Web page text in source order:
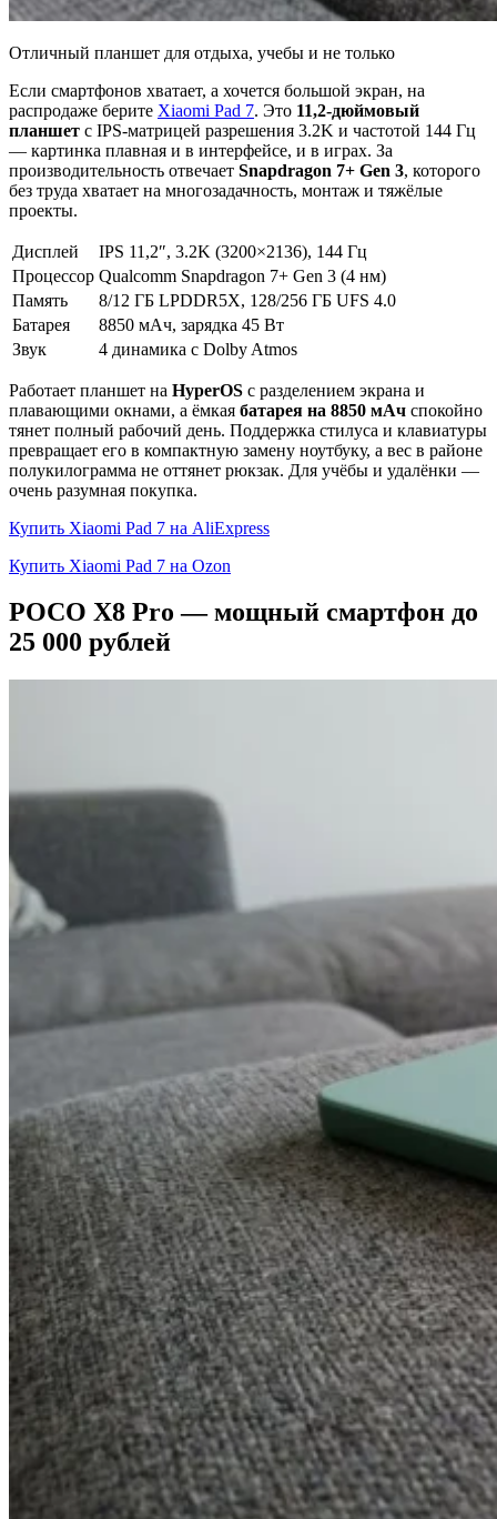
Отличный планшет для отдыха, учебы и не только
Если смартфонов хватает, а хочется большой экран, на
распродаже берите Xiaomi Pad 7. Это 11,2-дюймовый
планшет с IPS-матрицей разрешения 3.2K и частотой 144 Гц
— картинка плавная и в интерфейсе, и в играх. За
производительность отвечает Snapdragon 7+ Gen 3, которого
без труда хватает на многозадачность, монтаж и тяжёлые
проекты.
Дисплей
IPS 11,2″, 3.2K (3200×2136), 144 Гц
Процессор Qualcomm Snapdragon 7+ Gen 3 (4 нм)
Память
8/12 ГБ LPDDR5X, 128/256 ГБ UFS 4.0
Батарея
8850 мАч, зарядка 45 Вт
Звук
4 динамика с Dolby Atmos
Работает планшет на HyperOS с разделением экрана и
плавающими окнами, а ёмкая батарея на 8850 мАч спокойно
тянет полный рабочий день. Поддержка стилуса и клавиатуры
превращает его в компактную замену ноутбуку, а вес в районе
полукилограмма не оттянет рюкзак. Для учёбы и удалёнки —
очень разумная покупка.
Купить Xiaomi Pad 7 на AliExpress
Купить Xiaomi Pad 7 на Ozon
POCO X8 Pro — мощный смартфон до
25 000 рублей